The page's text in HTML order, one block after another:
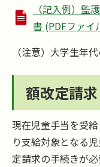
（記入例）監
書 (PDFファイ
（注意）大学生年
額改定請求
現在児童手当を受
り支給対象となる
定請求の手続きが必